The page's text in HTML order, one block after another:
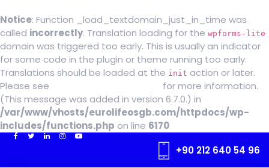
Notice: Function _load_textdomain_just_in_time was
called incorrectly. Translation loading for the wpforms-lite
domain was triggered too early. This is usually an indicator
for some code in the plugin or theme running too early.
Translations should be loaded at the init action or later.
Please see
for more information.
(This message was added in version 6.7.0.) in
/var/www/vhosts/eurolifeosgb.com/httpdocs/wp-
includes/functions.php on line 6170
+90 212 640 54 96